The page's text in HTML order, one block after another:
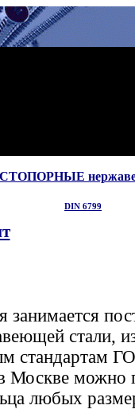
DIN 6799
стали,
стандартам
Москве можно
любых